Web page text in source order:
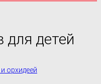
для детей